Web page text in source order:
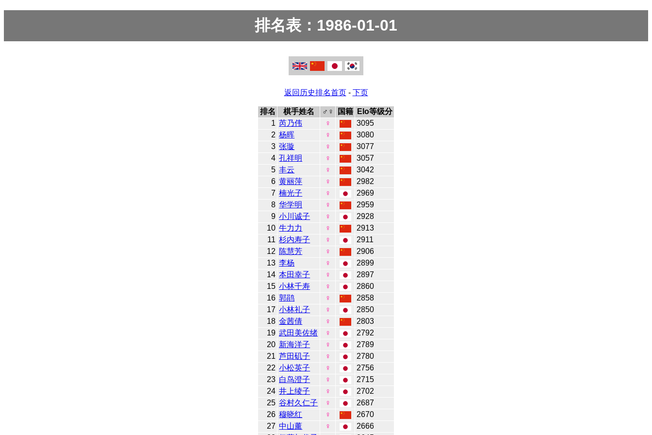
排名表：1986-01-01
返回历史排名首页- 下页
排名 棋手姓名 ♂♀ 国籍
Elo等级分
1 芮乃伟 ♀
3095
2 杨晖 ♀
3080
3 张璇 ♀
3077
4 孔祥明 ♀
3057
5 丰云 ♀
3042
6 黄丽萍 ♀
2982
7 楠光子 ♀
2969
8 华学明 ♀
2959
9 小川诚子 ♀
2928
10 牛力力 ♀
2913
11 杉内寿子 ♀
2911
12 陈慧芳 ♀
2906
13 李杨 ♀
2899
14 本田幸子 ♀
2897
15 小林千寿 ♀
2860
16 郭鹃 ♀
2858
17 小林礼子 ♀
2850
18 金茜倩 ♀
2803
19 武田美佐绪 ♀
2792
20 新海洋子 ♀
2789
21 芦田矶子 ♀
2780
22 小松英子 ♀
2756
23 白鸟澄子 ♀
2715
24 井上绫子 ♀
2702
25 谷村久仁子 ♀
2687
26 穆晓红 ♀
2670
27 中山薰 ♀
2666